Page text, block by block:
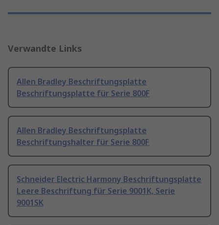
Verwandte Links
Allen Bradley Beschriftungsplatte
Beschriftungsplatte für Serie 800F
Allen Bradley Beschriftungsplatte
Beschriftungshalter für Serie 800F
Schneider Electric Harmony Beschriftungsplatte
Leere Beschriftung für Serie 9001K, Serie
9001SK